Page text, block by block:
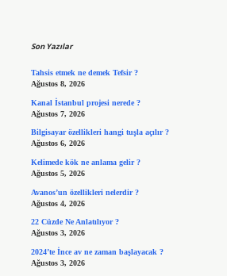
Son Yazılar
Tahsis etmek ne demek Tefsir ?
Ağustos 8, 2026
Kanal İstanbul projesi nerede ?
Ağustos 7, 2026
Bilgisayar özellikleri hangi tuşla açılır ?
Ağustos 6, 2026
Kelimede kök ne anlama gelir ?
Ağustos 5, 2026
Avanos’un özellikleri nelerdir ?
Ağustos 4, 2026
22 Cüzde Ne Anlatılıyor ?
Ağustos 3, 2026
2024’te İnce av ne zaman başlayacak ?
Ağustos 3, 2026